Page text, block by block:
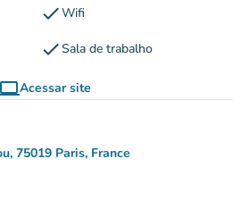
checkWifi
checkSala de trabalho
Acessar site
(novo separador)
75019 Paris, France
no Google Maps)
separador)